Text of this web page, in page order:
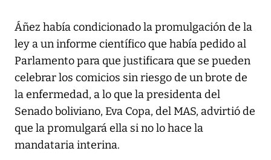
Áñez había condicionado la promulgación de la
ley a un informe científico que había pedido al
Parlamento para que justificara que se pueden
celebrar los comicios sin riesgo de un brote de
la enfermedad, a lo que la presidenta del
Senado boliviano, Eva Copa, del MAS, advirtió de
que la promulgará ella si no lo hace la
mandataria interina.